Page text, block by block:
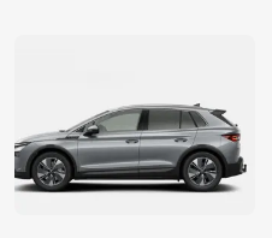
Anti Blokkeer Systeem
Anti doorSlip Regeling
Armsteun achter